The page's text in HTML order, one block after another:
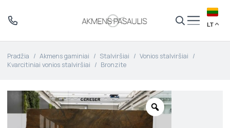
LT
Pradžia / Akmens gaminiai / Stalviršiai / Vonios stalviršiai /
Kvarcitiniai vonios stalviršiai / Bronzite